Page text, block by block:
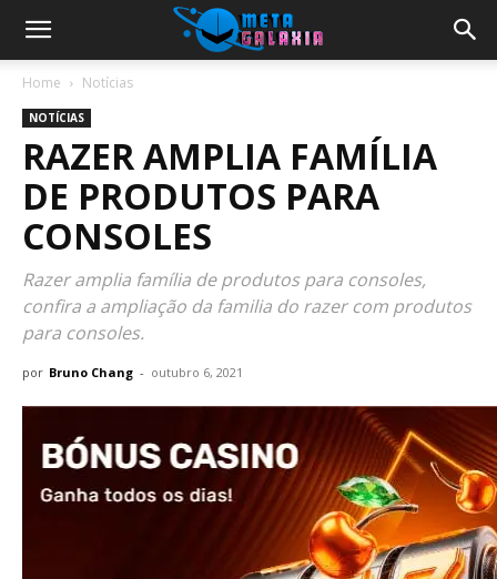
Home Notícias
NOTÍCIAS
RAZER AMPLIA FAMÍLIA
DE PRODUTOS PARA
CONSOLES
Razer amplia família de produtos para consoles,
confira a ampliação da familia do razer com produtos
para consoles.
por Bruno Chang - outubro 6, 2021